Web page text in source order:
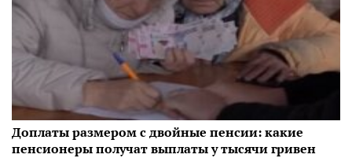
Доплаты размером с двойные пенсии: какие
пенсионеры получат выплаты у тысячи гривен